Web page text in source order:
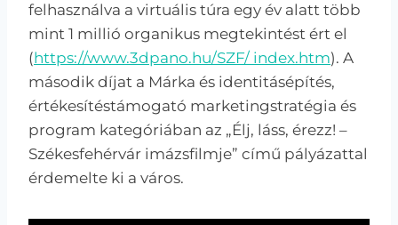
felhasználva a virtuális túra egy év alatt több
mint 1 millió organikus megtekintést ért el
(https://www.3dpano.hu/SZF/ index.htm). A
második díjat a Márka és identitásépítés,
értékesítéstámogató marketingstratégia és
program kategóriában az „Élj, láss, érezz! –
Székesfehérvár imázsfilmje” című pályázattal
érdemelte ki a város.